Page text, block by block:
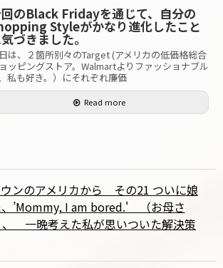
のBlack Fridayを通じて、自分の
Styleがかなり進化したこと
づきました。
は、２箇所別々のTarget (アメリカの低価格総合
ッピングストア。Walmartよりファッショナブル
私も好き。）にそれぞれ廉価
Read more
ンのアメリカから その21 ついに娘
’Mommy, I am bored.' （お母さ
、 一晩考えた私が思いついた解決策